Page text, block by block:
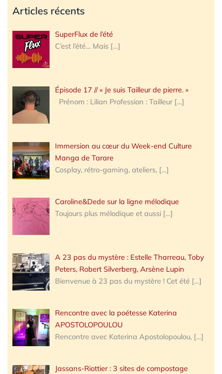
Articles récents
SuperFlux de l’été
C’est l’été… Mais […]
Épisode 17 // « Je suis Tailleur de pierre. »
Prénom : Lilian Profession : Tailleur […]
Immersion au cœur du Week-end Culture
Manga de Tarare
Cosplay, rétro-gaming, ateliers, […]
Caroline&Dede sur la ligne mélodique
Toujours plus mélodique et aussi […]
A 23 pas du mystère : Estelle Tharreau, Toby
Peters, Robert Silverberg, Arsène Lupin
Bienvenue à 23 pas du mystère ! Cet été […]
Rencontre avec la poétesse Katerina
APOSTOLOPOULOU
Rencontre avec Katerina Apostolopoulou, […]
Jassans-Riottier : 3 sites de compostage